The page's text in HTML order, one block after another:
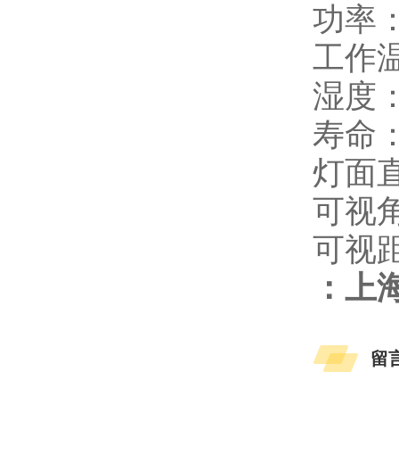
功率
工作
湿度
寿命
灯面
可视
可视
：上
留